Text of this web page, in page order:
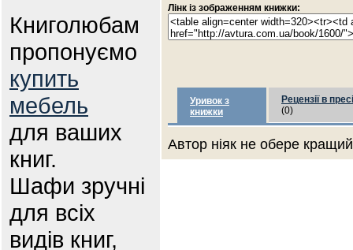
Книголюбам
пропонуємо
купить
мебель
для ваших
книг.
Шафи зручні
для всіх
видів книг,
Лінк із зображенням книжки:
Уривок з
книжки
Рецензії в пресі
(0)
Автор ніяк не обере